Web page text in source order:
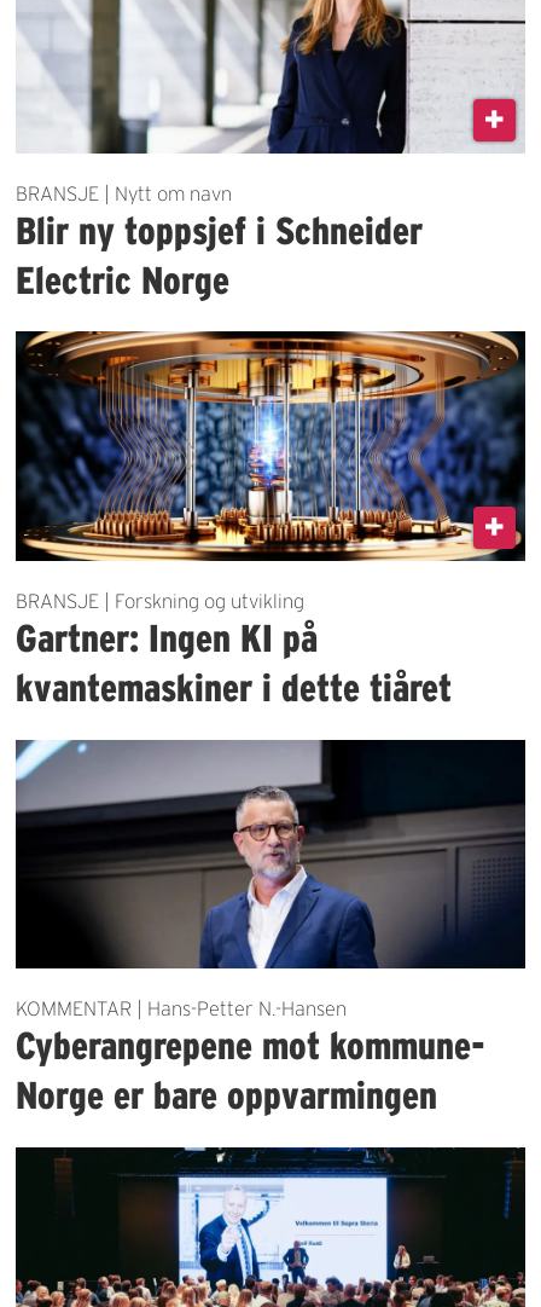
BRANSJE | Nytt om navn
Blir ny toppsjef i Schneider
Electric Norge
BRANSJE | Forskning og utvikling
Gartner: Ingen KI på
kvantemaskiner i dette tiåret
KOMMENTAR | Hans-Petter N.-Hansen
Cyberangrepene mot kommune-
Norge er bare oppvarmingen